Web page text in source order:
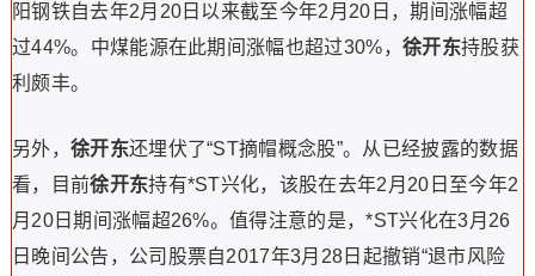
阳钢铁自去年2月20日以来截至今年2月20日，期间涨幅超
过44%。中煤能源在此期间涨幅也超过30%， 徐开东持股获
利颇丰。
另外， 徐开东还埋伏了“ST摘帽概念股”。从已经披露的数据
看，目前徐开东持有*ST兴化，该股在去年2月20日至今年2
月20日期间涨幅超26%。值得注意的是，*ST兴化在3月26
日晚间公告，公司股票自2017年3月28日起撤销“退市风险